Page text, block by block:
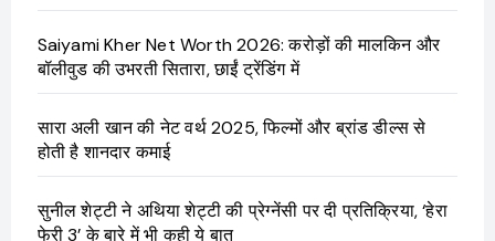
Saiyami Kher Net Worth 2026: करोड़ों की मालकिन और
बॉलीवुड की उभरती सितारा, छाईं ट्रेंडिंग में
सारा अली खान की नेट वर्थ 2025, फिल्मों और ब्रांड डील्स से
होती है शानदार कमाई
सुनील शेट्टी ने अथिया शेट्टी की प्रेग्नेंसी पर दी प्रतिक्रिया, ‘हेरा
फेरी 3’ के बारे में भी कही ये बात